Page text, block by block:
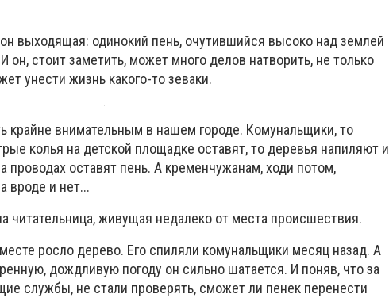
выходящая: одинокий пень, очутившийся высоко над землей
он, стоит заметить, может много делов натворить, не только
унести жизнь какого-то зеваки.
крайне внимательным в нашем городе. Комунальщики, то
колья на детской площадке оставят, то деревья напиляют и
проводах оставят пень. А кременчужанам, ходи потом,
вроде и нет...
читательница, живущая недалеко от места происшествия.
росло дерево. Его спиляли комунальщики месяц назад. А
дождливую погоду он сильно шатается. И поняв, что за
службы, не стали проверять, сможет ли пенек перенести